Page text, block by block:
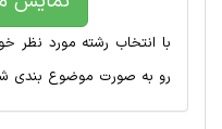
با انتخاب رشته مورد نظر
رو به صورت موضوع بندی